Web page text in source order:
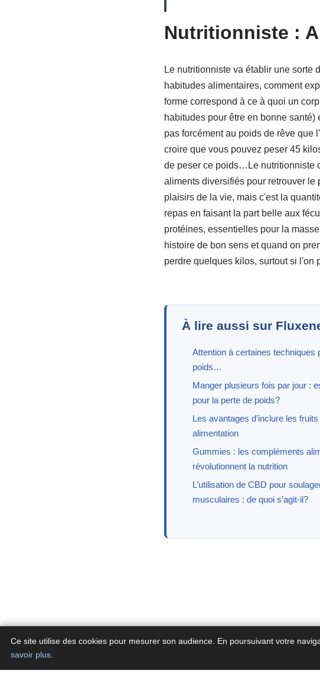
Nutritionniste :
Le nutritionniste va établir une sorte
habitudes alimentaires, comment
forme correspond à ce à quoi un
habitudes pour être en bonne
pas forcément au poids de rêve que
croire que vous pouvez peser 45
de peser ce poids…Le nutritionniste
aliments diversifiés pour retrouver le
plaisirs de la vie, mais c'est la
repas en faisant la part belle aux
protéines, essentielles pour la
histoire de bon sens et quand on
perdre quelques kilos, surtout si l'on
À lire aussi sur
Attention à certaines techniques
poids…
Manger plusieurs fois par jour :
pour la perte de poids?
Les avantages d’inclure les
alimentation
Gummies : les compléments
révolutionnent la nutrition
L’utilisation de CBD pour
musculaires : de quoi s’agit-il?
Ce site utilise des cookies pour mesurer son audience. En poursuivant votre
savoir plus